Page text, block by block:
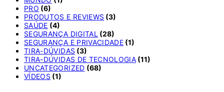
PRO (6)
PRODUTOS E REVIEWS (3)
SAÚDE (4)
SEGURANÇA DIGITAL (28)
SEGURANÇA E PRIVACIDADE (1)
TIRA-DÚVIDAS (3)
TIRA-DÚVIDAS DE TECNOLOGIA (11)
UNCATEGORIZED (68)
VÍDEOS (1)